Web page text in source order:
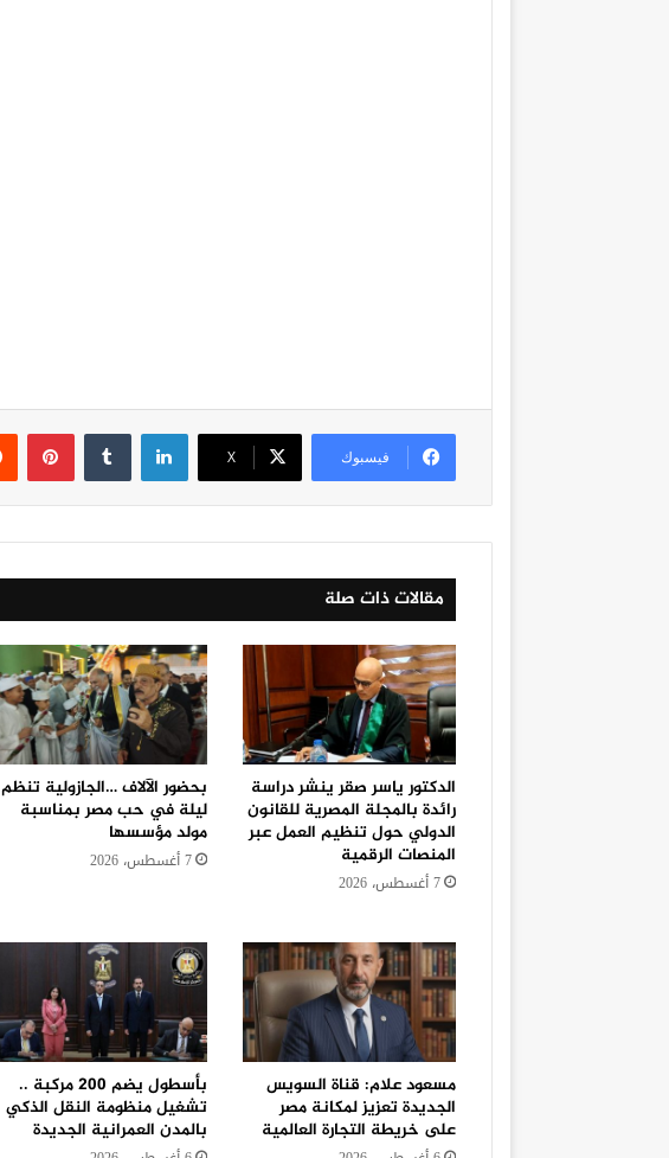
فيسبوك ‫X
لينكدإن بينتيريست
مقالات ذات صلة
الدكتور ياسر صقر ينشر دراسة
رائدة بالمجلة المصرية للقانون
الدولي حول تنظيم العمل عبر
المنصات الرقمية
7 أغسطس، 2026
بحضور الآلاف …الجازولية تنظم
ليلة في حب مصر بمناسبة
مولد مؤسسها
7 أغسطس، 2026
مسعود علام: قناة السويس
الجديدة تعزيز لمكانة مصر
على خريطة التجارة العالمية
بأسطول يضم 200 مركبة ..
تشغيل منظومة النقل الذكي
بالمدن العمرانية الجديدة